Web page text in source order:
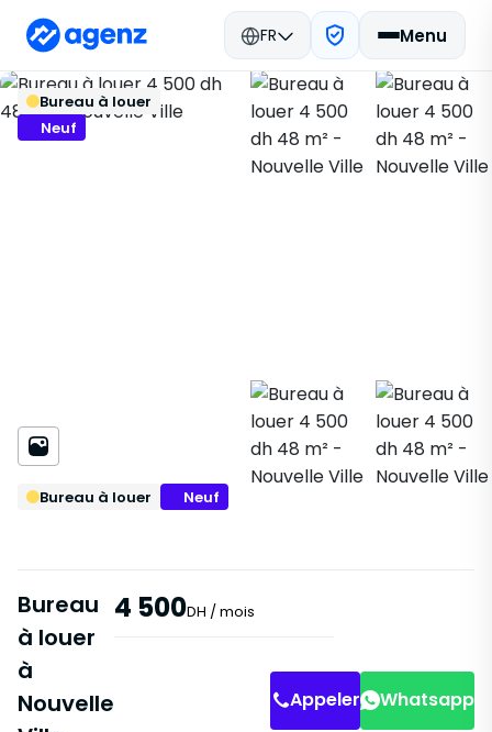
FR Menu
Retour Immobilier Maroc Louer Fès
Bureau
Nouvelle Ville 142737 Enregistrer
Bureau à louer
Neuf
Bureau à louer Neuf
Bureau
à louer
à
Nouvelle
4 500DH / mois
Appeler Whatsapp